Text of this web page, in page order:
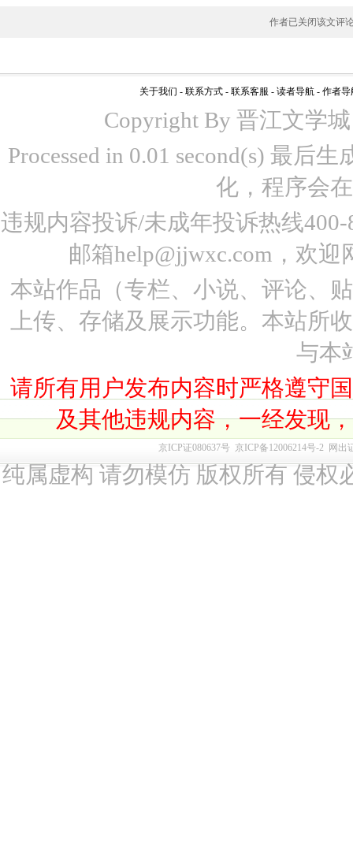
作者已关闭该文评
关于我们 - 联系方式 - 联系客服 - 读者导航 - 作者导
Copyright By 晋江文学
Processed in 0.01 second(s) 最后
化，程序会
违规内容投诉/未成年投诉热线
邮箱help@jjwxc.com，欢
本站作品（专栏、小说、评论、
上传、存储及展示功能。本站所
与本
请所有用户发布内容时严格遵守
及其他违规内容，一经发现
京ICP证080637号 京ICP备12006214号-2 网出
纯属虚构 请勿模仿 版权所有 侵权